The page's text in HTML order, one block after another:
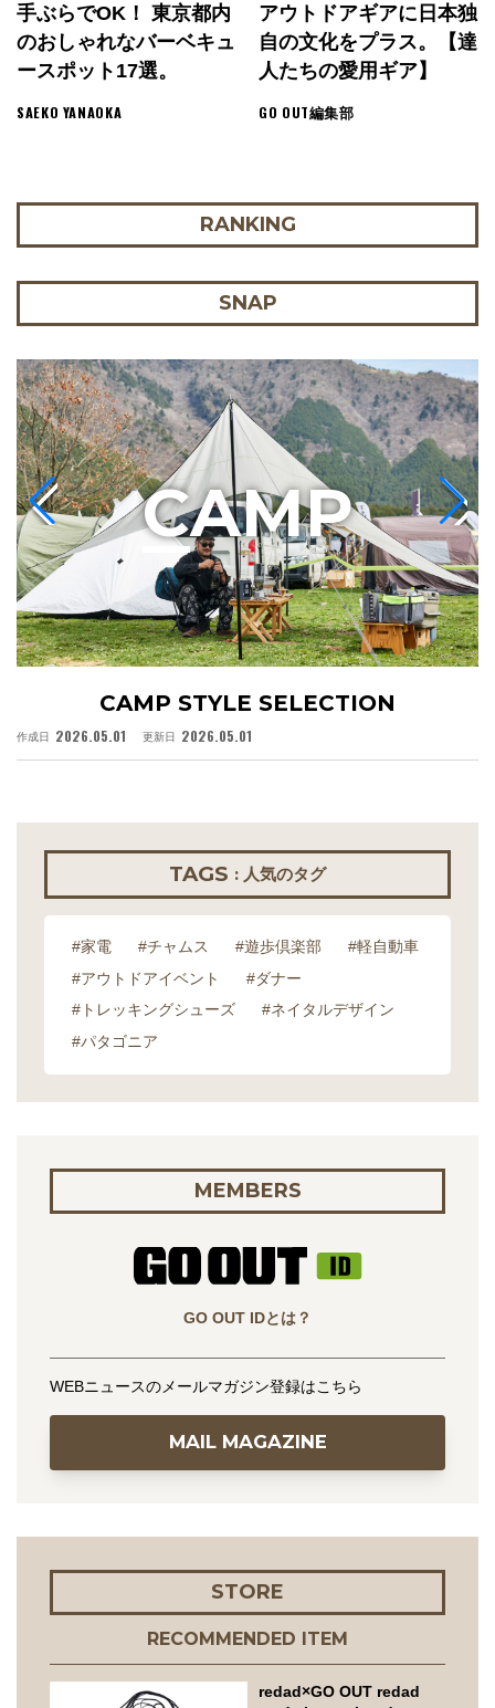
手ぶらでOK！ 東京都内
のおしゃれなバーベキュ
ースポット17選。
SAEKO YANAOKA
アウトドアギアに日本独
自の文化をプラス。【達
人たちの愛用ギア】
GO OUT編集部
RANKING
SNAP
CAMP STYLE SELECTION
作成日 2026.05.01 更新日 2026.05.01
CAMP
TAGS : 人気のタグ
#家電 #チャムス #遊歩倶楽部
#軽自動車
#アウトドアイベント
#ダナー
#トレッキングシューズ
#ネイタルデザイン
#パタゴニア
MEMBERS
GO OUT IDとは？
WEBニュースのメールマガジン登録はこちら
MAIL MAGAZINE
STORE
RECOMMENDED ITEM
redad×GO OUT redad